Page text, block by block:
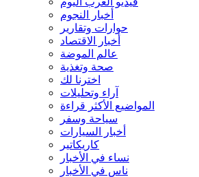
أخبار النجوم
حوارات وتقارير
أخبار الاقتصاد
عالم الموضة
صحة وتغذية
اخترنا لك
آراء وتحليلات
المواضيع الأكثر قراءة
سياحة وسفر
أخبار السيارات
كاريكاتير
نساء في الأخبار
ناس في الأخبار